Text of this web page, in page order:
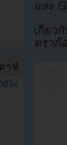
และ
เกี่ยว
ดราก้
าห์
ดีโอ